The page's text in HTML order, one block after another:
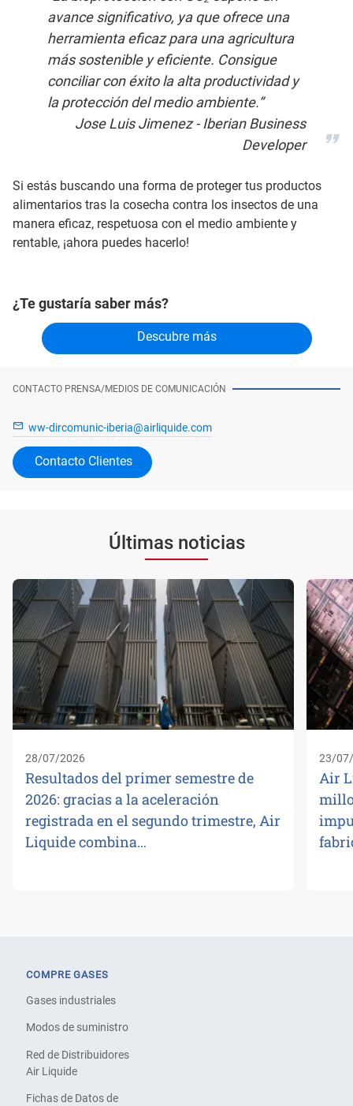
avance significativo, ya que ofrece una
herramienta eficaz para una agricultura
más sostenible y eficiente. Consigue
conciliar con éxito la alta productividad y
la protección del medio ambiente.”
Jose Luis Jimenez - Iberian Business
Developer
Si estás buscando una forma de proteger tus productos
alimentarios tras la cosecha contra los insectos de una
manera eficaz, respetuosa con el medio ambiente y
rentable, ¡ahora puedes hacerlo!
¿Te gustaría saber más?
Descubre más
CONTACTO PRENSA/MEDIOS DE COMUNICACIÓN
ww-dircomunic-iberia@airliquide.com
Contacto Clientes
Últimas noticias
28/07/2026
Resultados del primer semestre de
2026: gracias a la aceleración
registrada en el segundo trimestre, Air
Liquide combina…
23/
Air
COMPRE GASES
Gases industriales
Modos de suministro
Red de Distribuidores
Air Liquide
Fichas de Datos de